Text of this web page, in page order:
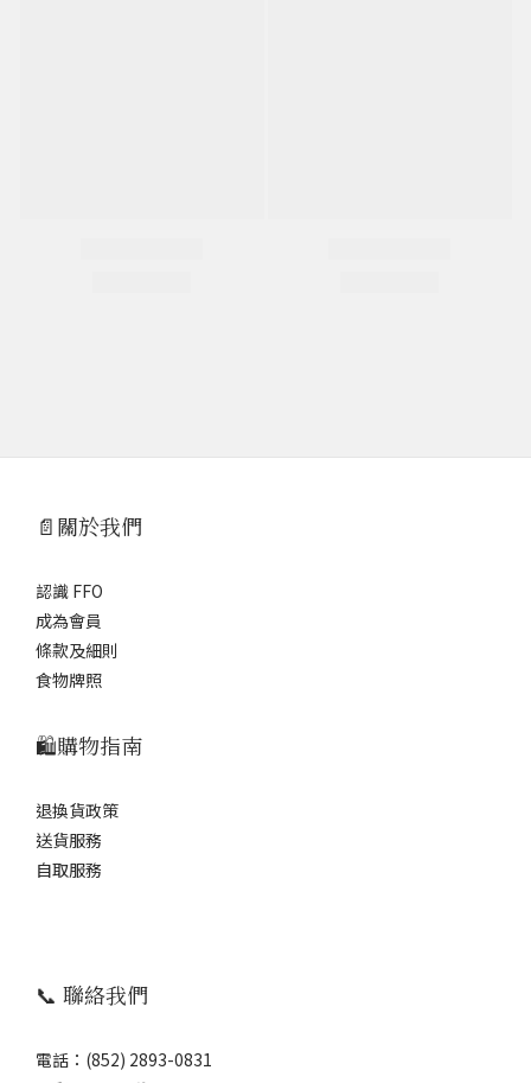
📄關於我們
認識 FFO
成為會員
條款及細則
食物牌照
🛍️購物指南
退換貨政策
送貨服務
自取服務
📞 聯絡我們
電話：(852) 2893-0831